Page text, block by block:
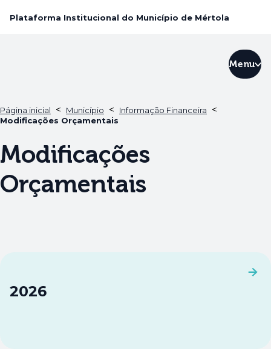
Plataforma Institucional do Município de Mértola
Menu
Página inicial < Município < Informação Financeira <
Modificações Orçamentais
Modificações
Orçamentais
2026